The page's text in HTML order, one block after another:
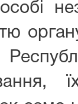
особі